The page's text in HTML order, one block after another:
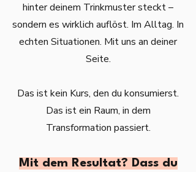
hinter deinem Trinkmuster steckt –
sondern es wirklich auflöst. Im Alltag. In
echten Situationen. Mit uns an deiner
Seite.
Das ist kein Kurs, den du konsumierst.
Das ist ein Raum, in dem
Transformation passiert.
Mit dem Resultat? Dass du